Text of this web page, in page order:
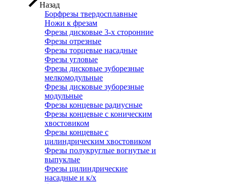
Назад
Борфрезы твердосплавные
Ножи к фрезам
Фрезы дисковые 3-х сторонние
Фрезы отрезные
Фрезы торцевые насадные
Фрезы угловые
Фрезы дисковые зуборезные
мелкомодульные
Фрезы дисковые зуборезные
модульные
Фрезы концевые радиусные
Фрезы концевые с коническим
хвостовиком
Фрезы концевые с
цилиндрическим хвостовиком
Фрезы полукруглые вогнутые и
выпуклые
Фрезы цилиндрические
насадные и к/х